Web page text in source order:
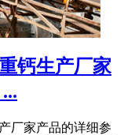
钙生产厂家
厂家产品的详细参